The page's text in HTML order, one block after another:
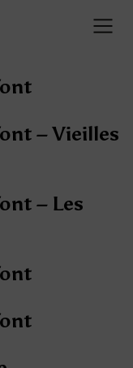
– Vieilles
– Les